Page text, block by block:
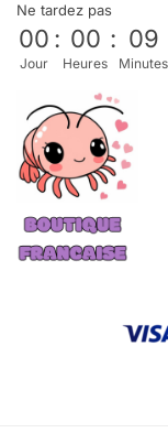
Ne tardez pas
00
Jour
: 00
Heures
: 09
Minutes